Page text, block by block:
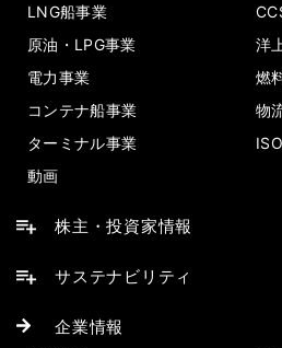
LNG船事業
原油・LPG事業
洋
電力事業
燃
コンテナ船事業
物
ターミナル事業
動画
株主・投資家情報
サステナビリティ
企業情報